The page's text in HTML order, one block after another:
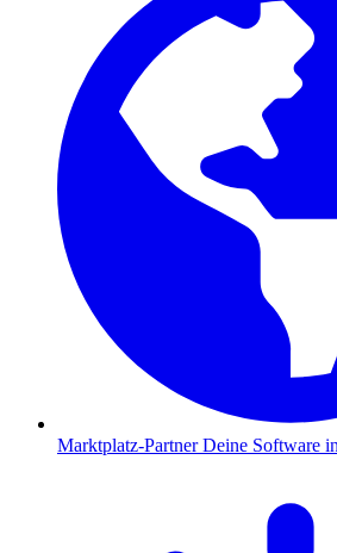
Marktplatz-Partner Deine Software